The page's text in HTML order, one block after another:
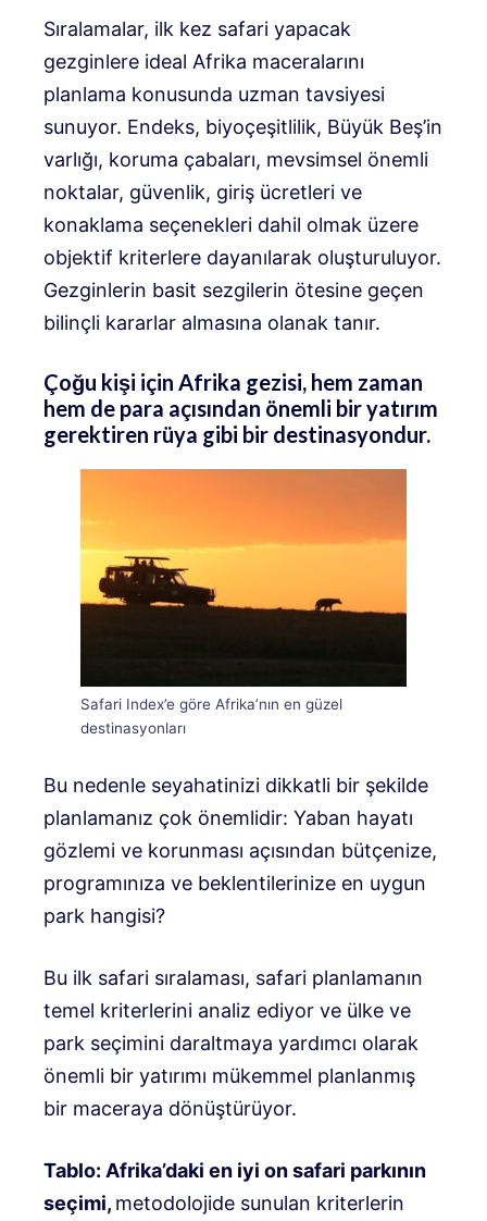
Sıralamalar, ilk kez safari yapacak
gezginlere ideal Afrika maceralarını
planlama konusunda uzman tavsiyesi
sunuyor. Endeks, biyoçeşitlilik, Büyük Beş’in
varlığı, koruma çabaları, mevsimsel önemli
noktalar, güvenlik, giriş ücretleri ve
konaklama seçenekleri dahil olmak üzere
objektif kriterlere dayanılarak oluşturuluyor.
Gezginlerin basit sezgilerin ötesine geçen
bilinçli kararlar almasına olanak tanır.
Çoğu kişi için Afrika gezisi, hem zaman
hem de para açısından önemli bir yatırım
gerektiren rüya gibi bir destinasyondur.
Safari Index’e göre Afrika’nın en güzel
destinasyonları
Bu nedenle seyahatinizi dikkatli bir şekilde
planlamanız çok önemlidir: Yaban hayatı
gözlemi ve korunması açısından bütçenize,
programınıza ve beklentilerinize en uygun
park hangisi?
Bu ilk safari sıralaması, safari planlamanın
temel kriterlerini analiz ediyor ve ülke ve
park seçimini daraltmaya yardımcı olarak
önemli bir yatırımı mükemmel planlanmış
bir maceraya dönüştürüyor.
Tablo: Afrika’daki en iyi on safari parkının
seçimi, metodolojide sunulan kriterlerin